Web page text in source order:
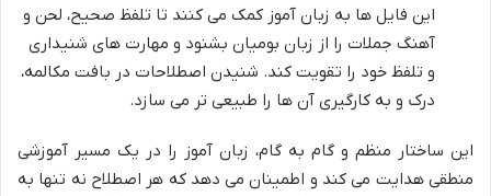
این فایل ها به زبان آموز کمک می کنند تا تلفظ صحیح، لحن و
آهنگ جملات را از زبان بومیان بشنود و مهارت های شنیداری
و تلفظ خود را تقویت کند. شنیدن اصطلاحات در بافت مکالمه،
درک و به کارگیری آن ها را طبیعی تر می سازد.
این ساختار منظم و گام به گام، زبان آموز را در یک مسیر آموزشی
منطقی هدایت می کند و اطمینان می دهد که هر اصطلاح نه تنها به